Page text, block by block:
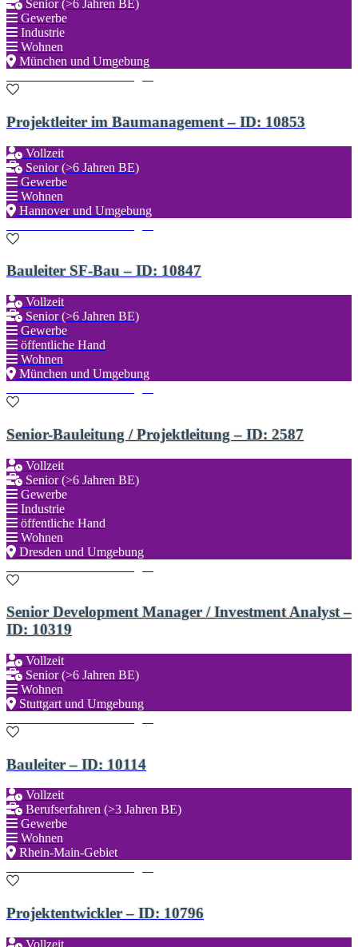
Senior (>6 Jahren BE)
Gewerbe
Industrie
Wohnen
München und Umgebung
Projektleiter im Baumanagement – ID: 10853
Vollzeit
Senior (>6 Jahren BE)
Gewerbe
Wohnen
Hannover und Umgebung
Bauleiter SF-Bau – ID: 10847
Vollzeit
Senior (>6 Jahren BE)
Gewerbe
öffentliche Hand
Wohnen
München und Umgebung
Senior-Bauleitung / Projektleitung – ID: 2587
Vollzeit
Senior (>6 Jahren BE)
Gewerbe
Industrie
öffentliche Hand
Wohnen
Dresden und Umgebung
Senior Development Manager / Investment Analyst –
ID: 10319
Vollzeit
Senior (>6 Jahren BE)
Wohnen
Stuttgart und Umgebung
Bauleiter – ID: 10114
Vollzeit
Berufserfahren (>3 Jahren BE)
Gewerbe
Wohnen
Rhein-Main-Gebiet
Projektentwickler – ID: 10796
Vollzeit